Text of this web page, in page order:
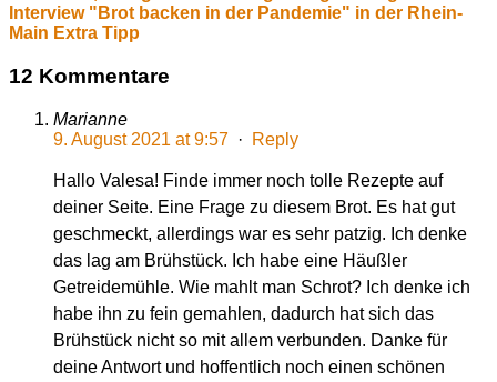
Interview "Brot backen in der Pandemie" in der Rhein-
Main Extra Tipp
12 Kommentare
Marianne
9. August 2021 at 9:57 · Reply
Hallo Valesa! Finde immer noch tolle Rezepte auf
deiner Seite. Eine Frage zu diesem Brot. Es hat gut
geschmeckt, allerdings war es sehr patzig. Ich denke
das lag am Brühstück. Ich habe eine Häußler
Getreidemühle. Wie mahlt man Schrot? Ich denke ich
habe ihn zu fein gemahlen, dadurch hat sich das
Brühstück nicht so mit allem verbunden. Danke für
deine Antwort und hoffentlich noch einen schönen